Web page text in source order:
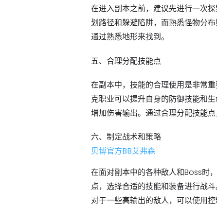
在进入副本之前，建议先进行一次
划路径和躲避陷阱，而熟悉怪物分
通过熟悉地形来找到。
五、合理分配技能点
在副本中，技能的合理使用是非常
克职业可以提升自身的防御技能和
增加伤害输出。通过合理分配技能
六、制定战术和策略
贝博官方BB艾弗森
在面对副本中的各种敌人和Boss时
点，选择合适的技能和装备进行战
对于一些高输出的敌人，可以使用